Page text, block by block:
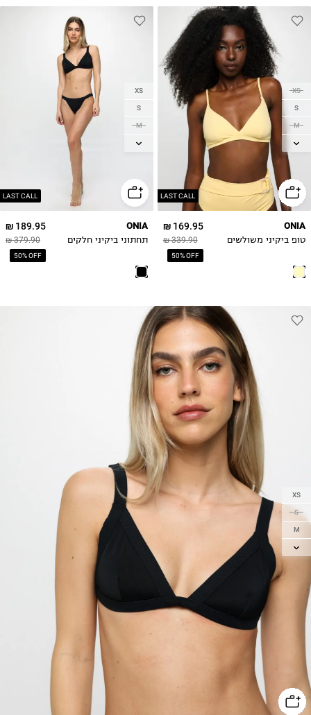
LAST CALL
XS
S
M
L
169.95 ₪
339.90 ₪
50% OFF
ONIA
טופ ביקיני משולשים
LAST CALL
XS
S
M
L
189.95 ₪
379.90 ₪
50% OFF
ONIA
תחתוני ביקיני חלקים
XS
S
M
L